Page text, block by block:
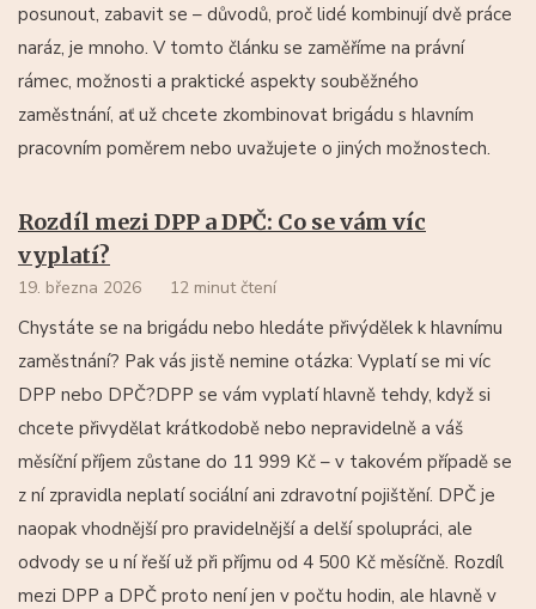
posunout, zabavit se – důvodů, proč lidé kombinují dvě práce
naráz, je mnoho. V tomto článku se zaměříme na právní
rámec, možnosti a praktické aspekty souběžného
zaměstnání, ať už chcete zkombinovat brigádu s hlavním
pracovním poměrem nebo uvažujete o jiných možnostech.
Rozdíl mezi DPP a DPČ: Co se vám víc
vyplatí?
19. března 2026 12 minut čtení
Chystáte se na brigádu nebo hledáte přivýdělek k hlavnímu
zaměstnání? Pak vás jistě nemine otázka: Vyplatí se mi víc
DPP nebo DPČ?DPP se vám vyplatí hlavně tehdy, když si
chcete přivydělat krátkodobě nebo nepravidelně a váš
měsíční příjem zůstane do 11 999 Kč – v takovém případě se
z ní zpravidla neplatí sociální ani zdravotní pojištění. DPČ je
naopak vhodnější pro pravidelnější a delší spolupráci, ale
odvody se u ní řeší už při příjmu od 4 500 Kč měsíčně. Rozdíl
mezi DPP a DPČ proto není jen v počtu hodin, ale hlavně v